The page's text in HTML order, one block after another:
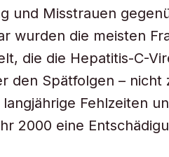
und Misstrauen
wurden die meisten
die die Hepatitis-C-
den Spätfolgen – nicht
Fehlzeiten
2000 eine